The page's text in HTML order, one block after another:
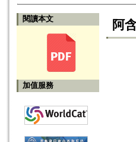
閱讀本文
加值服務
阿